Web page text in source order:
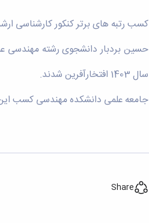
کسب رتبه های برتر کنکور کارشناسی ارشد 1403 توسط دو تن از دانشجویان دانشکده
سال 1403 افتخارآفرین شدند.
جامعه علمی دانشکده مهندسی کسب این
Share